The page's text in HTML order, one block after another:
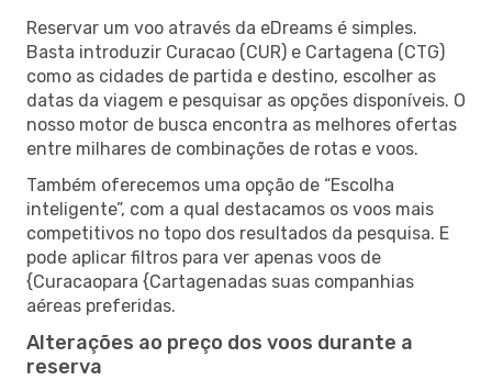
Reservar um voo através da eDreams é simples.
Basta introduzir Curacao (CUR) e Cartagena (CTG)
como as cidades de partida e destino, escolher as
datas da viagem e pesquisar as opções disponíveis. O
nosso motor de busca encontra as melhores ofertas
entre milhares de combinações de rotas e voos.
Também oferecemos uma opção de “Escolha
inteligente”, com a qual destacamos os voos mais
competitivos no topo dos resultados da pesquisa. E
pode aplicar filtros para ver apenas voos de
{Curacaopara {Cartagenadas suas companhias
aéreas preferidas.
Alterações ao preço dos voos durante a
reserva